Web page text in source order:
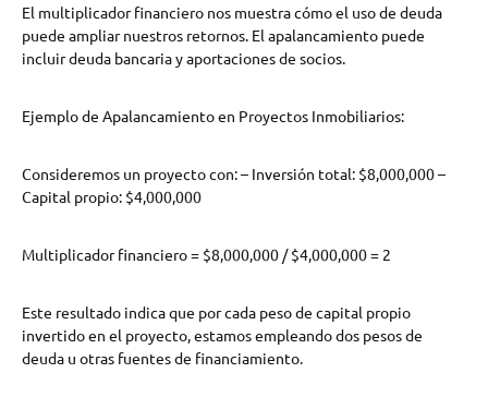
El multiplicador financiero nos muestra cómo el uso de deuda
puede ampliar nuestros retornos. El apalancamiento puede
incluir deuda bancaria y aportaciones de socios.
Ejemplo de Apalancamiento en Proyectos Inmobiliarios:
Consideremos un proyecto con: – Inversión total: $8,000,000 –
Capital propio: $4,000,000
Multiplicador financiero = $8,000,000 / $4,000,000 = 2
Este resultado indica que por cada peso de capital propio
invertido en el proyecto, estamos empleando dos pesos de
deuda u otras fuentes de financiamiento.